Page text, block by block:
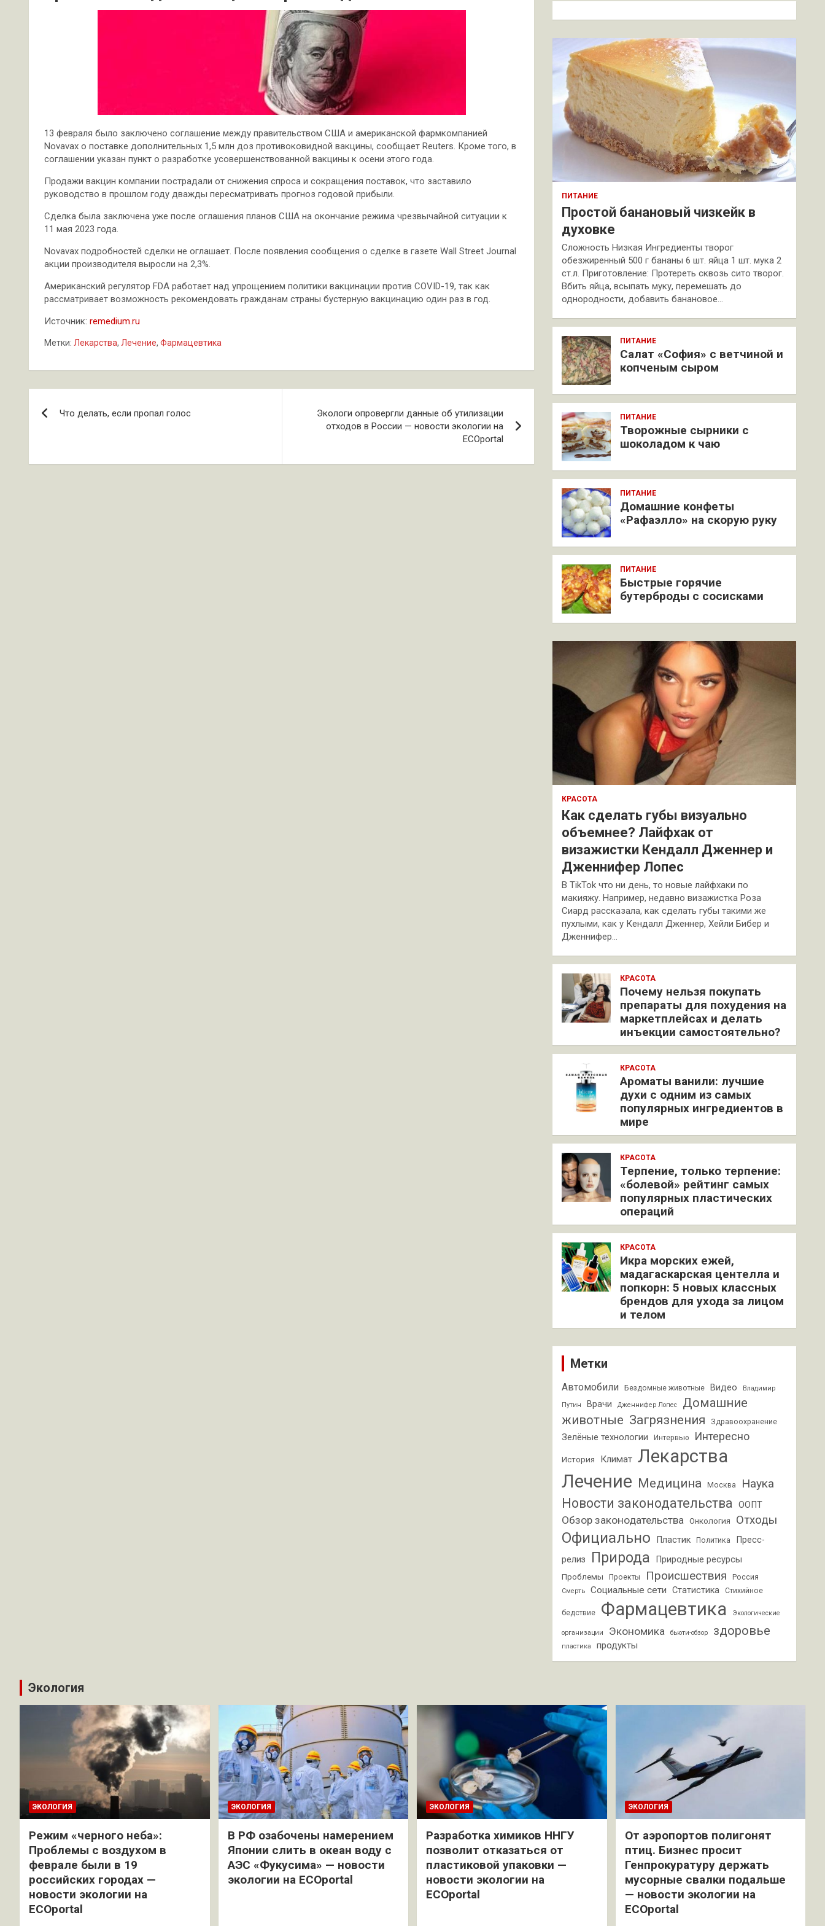
13 февраля было заключено соглашение между правительством США и американской фармкомпанией
Novavax о поставке дополнительных 1,5 млн доз противоковидной вакцины, сообщает Reuters. Кроме того, в
соглашении указан пункт о разработке усовершенствованной вакцины к осени этого года.
Продажи вакцин компании пострадали от снижения спроса и сокращения поставок, что заставило
руководство в прошлом году дважды пересматривать прогноз годовой прибыли.
Сделка была заключена уже после оглашения планов США на окончание режима чрезвычайной ситуации к
11 мая 2023 года.
Novavax подробностей сделки не оглашает. После появления сообщения о сделке в газете Wall Street Journal
акции производителя выросли на 2,3%.
Американский регулятор FDA работает над упрощением политики вакцинации против COVID-19, так как
рассматривает возможность рекомендовать гражданам страны бустерную вакцинацию один раз в год.
Источник: remedium.ru
Метки: Лекарства, Лечение, Фармацевтика
по
Что делать, если пропал голос
Экологи опровергли данные об утилизации
отходов в России — новости экологии на
ECOportal
к
ПИТАНИЕ
Простой банановый чизкейк в
духовке
Сложность Низкая Ингредиенты творог
обезжиренный 500 г бананы 6 шт. яйца 1 шт. мука 2
ст.л. Приготовление: Протереть сквозь сито творог.
Вбить яйца, всыпать муку, перемешать до
однородности, добавить банановое…
ПИТАНИЕ
Салат «София» с ветчиной и
копченым сыром
ПИТАНИЕ
Творожные сырники с
шоколадом к чаю
ПИТАНИЕ
Домашние конфеты
«Рафаэлло» на скорую руку
ПИТАНИЕ
Быстрые горячие
бутерброды с сосисками
КРАСОТА
Как сделать губы визуально
объемнее? Лайфхак от
визажистки Кендалл Дженнер и
Дженнифер Лопес
В TikTok что ни день, то новые лайфхаки по
макияжу. Например, недавно визажистка Роза
Сиард рассказала, как сделать губы такими же
пухлыми, как у Кендалл Дженнер, Хейли Бибер и
Дженнифер…
КРАСОТА
Почему нельзя покупать
препараты для похудения на
маркетплейсах и делать
инъекции самостоятельно?
КРАСОТА
Ароматы ванили: лучшие
духи с одним из самых
популярных ингредиентов в
мире
КРАСОТА
Терпение, только терпение:
«болевой» рейтинг самых
популярных пластических
операций
КРАСОТА
Икра морских ежей,
мадагаскарская центелла и
попкорн: 5 новых классных
брендов для ухода за лицом
и телом
Метки
Автомобили Бездомные животные Видео Владимир
Путин Врачи Дженнифер Лопес
Домашние
животные Загрязнения Здравоохранение
Зелёные технологии Интервью Интересно
История Климат Лекарства
Лечение Медицина Москва Наука
Новости законодательства ООПТ
Обзор законодательства Онкология Отходы
Официально Пластик Политика
Пресс-
релиз
Природа Природные ресурсы
Проблемы Проекты Происшествия Россия
Смерть Социальные сети Статистика Стихийное
бедствие Фармацевтика Экологические
организации Экономика бьюти-обзор здоровье
пластика продукты
Экология
ЭКОЛОГИЯ
Режим «черного неба»:
Проблемы с воздухом в
феврале были в 19
российских городах —
новости экологии на
ECOportal
ЭКОЛОГИЯ
В РФ озабочены намерением
Японии слить в океан воду с
АЭС «Фукусима» — новости
экологии на ECOportal
ЭКОЛОГИЯ
Разработка химиков ННГУ
позволит отказаться от
пластиковой упаковки —
новости экологии на
ECOportal
ЭКОЛОГИЯ
От аэропортов полигонят
птиц. Бизнес просит
Генпрокуратуру держать
мусорные свалки подальше
— новости экологии на
ECOportal